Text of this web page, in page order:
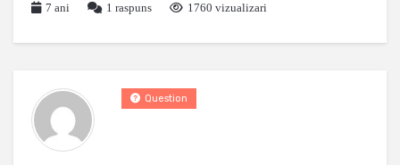
7 ani
1 raspuns 1760 vizualizari
Question